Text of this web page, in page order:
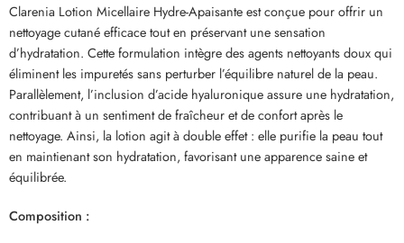
Clarenia Lotion Micellaire Hydre-Apaisante est conçue pour offrir un
nettoyage cutané efficace tout en préservant une sensation
d’hydratation. Cette formulation intègre des agents nettoyants doux qui
éliminent les impuretés sans perturber l’équilibre naturel de la peau.
Parallèlement, l’inclusion d’acide hyaluronique assure une hydratation,
contribuant à un sentiment de fraîcheur et de confort après le
nettoyage. Ainsi, la lotion agit à double effet : elle purifie la peau tout
en maintienant son hydratation, favorisant une apparence saine et
équilibrée.
Composition :